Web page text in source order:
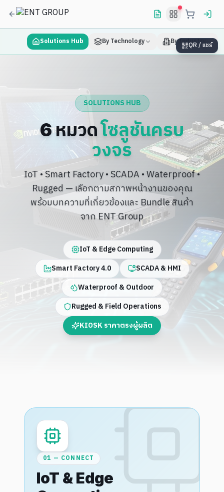
Solutions Hub By Technology By Industry
SOLUTIONS HUB
6 หมวดโซลูชันครบ
วงจร
IoT • Smart Factory • SCADA • Waterproof •
Rugged — เลือกตามสภาพหน้างานของคุณ
พร้อมบทความที่เกี่ยวข้องและ Bundle สินค้า
จาก ENT Group
IoT & Edge Computing
Smart Factory 4.0
SCADA & HMI
Waterproof & Outdoor
Rugged & Field Operations
KIOSK ราคาตรงผู้ผลิต
01 — CONNECT
IoT & Edge
QR / แชร์